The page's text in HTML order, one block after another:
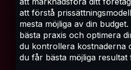
att förstå
mesta möjliga av din
bästa praxis och optimera
du kontrollera kostnaderna
du får bästa möjliga resultat